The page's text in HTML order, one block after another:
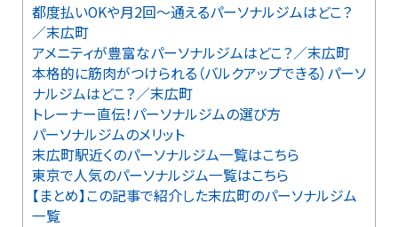
都度払いOKや月2回～通えるパーソナルジムはどこ？
／末広町
アメニティが豊富なパーソナルジムはどこ？／末広町
本格的に筋肉がつけられる（バルクアップできる）パーソ
ナルジムはどこ？／末広町
トレーナー直伝！パーソナルジムの選び方
パーソナルジムのメリット
末広町駅近くのパーソナルジム一覧はこちら
東京で人気のパーソナルジム一覧はこちら
【まとめ】この記事で紹介した末広町のパーソナルジム
一覧